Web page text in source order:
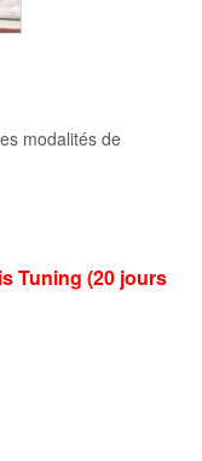
modalités de
Tuning (20 jours